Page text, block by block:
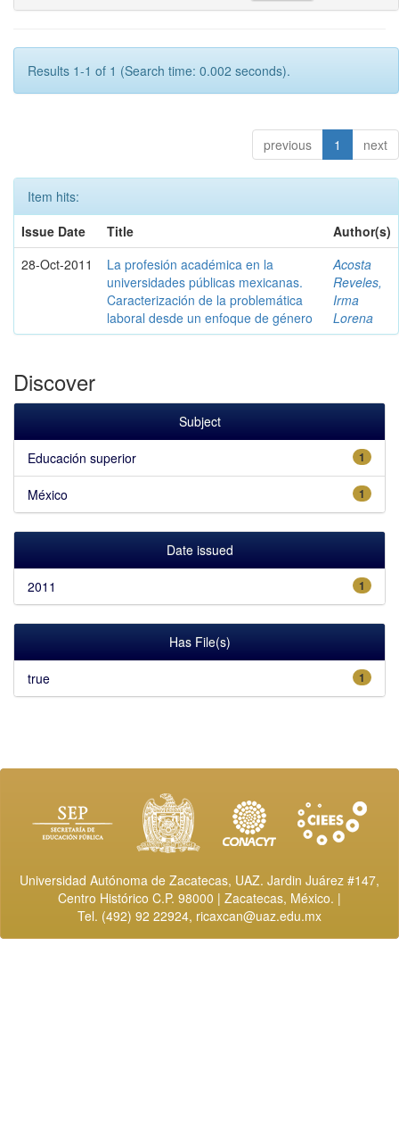
Results 1-1 of 1 (Search time: 0.002 seconds).
previous 1 next
Item hits:
Issue Date
Title
Author(s)
28-Oct-2011
La profesión académica en la
universidades públicas mexicanas.
Caracterización de la problemática
laboral desde un enfoque de género
Acosta
Reveles,
Irma
Lorena
Discover
Subject
1
Educación superior
1
México
Date issued
1
2011
Has File(s)
1
true
Universidad Autónoma de Zacatecas, UAZ. Jardin Juárez #147,
Centro Histórico C.P. 98000 | Zacatecas, México. |
Tel. (492) 92 22924, ricaxcan@uaz.edu.mx